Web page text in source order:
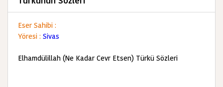
Eser Sahibi :
Yöresi : Sivas
Elhamdülillah (Ne Kadar Cevr Etsen) Türkü Sözleri